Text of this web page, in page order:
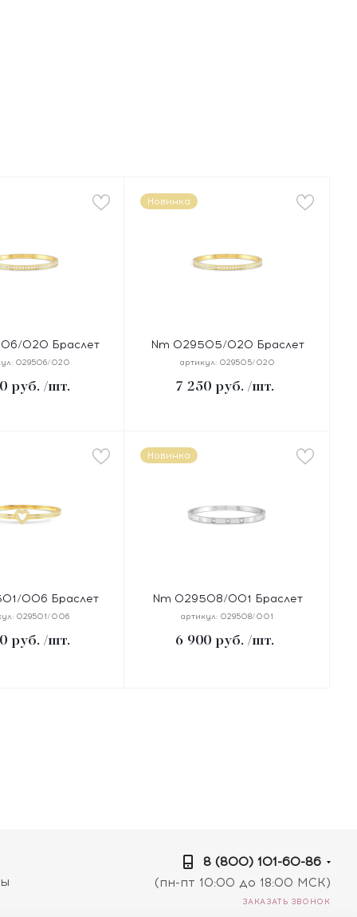
020 Браслет
размер 19
желтое PVD
029506/020
руб. /шт.
Новинка
Nm 029505/020 Браслет
PRETTY BANGLES размер 17
покрытие желтое PVD
артикул: 029505/020
7 250 руб. /шт.
006 Браслет
"СЕРДЦЕ"
желтое PVD
029501/006
руб. /шт.
Новинка
Nm 029508/001 Браслет
PRETTY BANGLES "ТОЧКИ"
артикул: 029508/001
6 900 руб. /шт.
8 (800) 101-60-86
(пн-пт 10:00 до 18:00 МСК)
ЗАКАЗАТЬ ЗВОНОК